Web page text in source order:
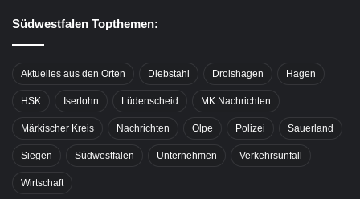
Südwestfalen Topthemen:
Aktuelles aus den Orten Diebstahl Drolshagen Hagen
HSK Iserlohn Lüdenscheid MK Nachrichten
Märkischer Kreis Nachrichten Olpe Polizei Sauerland
Siegen Südwestfalen Unternehmen Verkehrsunfall
Wirtschaft